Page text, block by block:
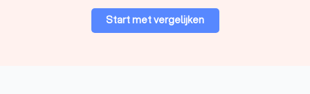
Start met vergelijken